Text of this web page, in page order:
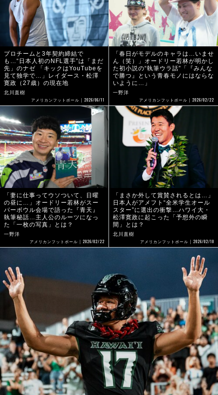
プロチームと3年契約締結で
も…“日本人初のNFL選手”は「まだ
先」のナゼ 「キックはYouTubeを
見て独学で…」レイダース・松澤
寛政（27歳）の現在地
北川直樹
アメリカンフットボール 2026/06/11
「春日がモデルのキャラは…いませ
ん（笑）」オードリー若林が明かし
た初小説の“執筆ウラ話”「『みんな
で勝つ』という青春モノにはならな
いように…」
一野洋
アメリカンフットボール 2026/02/22
「妻に仕事ってウソついて、日曜
の昼に…」オードリー若林がスー
パーボウル会場で語った『青天』
執筆秘話…主人公のルーツになっ
た「一枚の写真」とは？
一野洋
アメリカンフットボール 2026/02/22
「まさか外して賞賛されるとは…」
日本人がアメフト“全米学生オール
スター”に選出の衝撃…ハワイ大・
松澤寛政に起こった「予想外の瞬
間」とは？
北川直樹
アメリカンフットボール 2026/02/10